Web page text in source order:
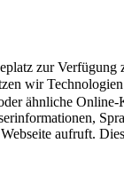
zur Verfügung
wir
ähnliche
aufruft.